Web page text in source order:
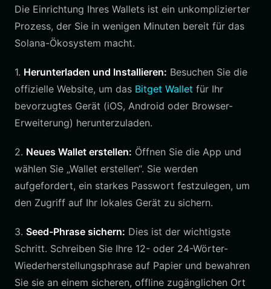
Die Einrichtung Ihres Wallets ist ein unkomplizierter
Prozess, der Sie in wenigen Minuten bereit für das
Solana-Ökosystem macht.
1. Herunterladen und Installieren: Besuchen Sie die
offizielle Website, um das Bitget Wallet für Ihr
bevorzugtes Gerät (iOS, Android oder Browser-
Erweiterung) herunterzuladen.
2. Neues Wallet erstellen: Öffnen Sie die App und
wählen Sie „Wallet erstellen“. Sie werden
aufgefordert, ein starkes Passwort festzulegen, um
den Zugriff auf Ihr lokales Gerät zu sichern.
3. Seed-Phrase sichern: Dies ist der wichtigste
Schritt. Schreiben Sie Ihre 12- oder 24-Wörter-
Wiederherstellungsphrase auf Papier und bewahren
Sie sie an einem sicheren, offline zugänglichen Ort